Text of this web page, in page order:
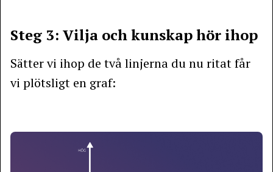
Steg 3: Vilja och kunskap hör ihop
Sätter vi ihop de två linjerna du nu ritat får
vi plötsligt en graf: